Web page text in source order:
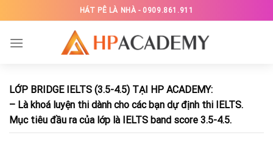
to
content
HÁT PÊ LÀ NHÀ - 0909.861.911
LỚP BRIDGE IELTS (3.5-4.5) TẠI HP ACADEMY:
– Là khoá luyện thi dành cho các bạn dự định thi IELTS.
Mục tiêu đầu ra của lớp là IELTS band score 3.5-4.5.